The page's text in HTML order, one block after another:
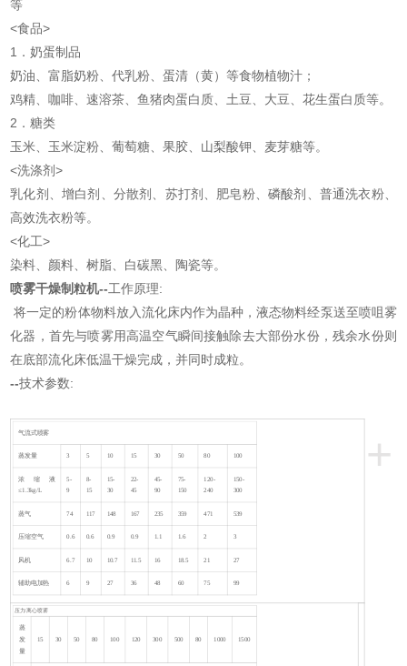
等
<食品>
1．奶蛋制品
奶油、富脂奶粉、代乳粉、蛋清（黄）等食物植物汁；
鸡精、咖啡、速溶茶、鱼猪肉蛋白质、土豆、大豆、花生蛋白质等。
2．糖类
玉米、玉米淀粉、葡萄糖、果胶、山梨酸钾、麦芽糖等。
<洗涤剂>
乳化剂、增白剂、分散剂、苏打剂、肥皂粉、磷酸剂、普通洗衣粉、
高效洗衣粉等。
<化工>
染料、颜料、树脂、白碳黑、陶瓷等。
喷雾干燥制粒机--工作原理:
将一定的粉体物料放入流化床内作为晶种，液态物料经泵送至喷咀雾
化器，首先与喷雾用高温空气瞬间接触除去大部份水份，残余水份则
在底部流化床低温干燥完成，并同时成粒。
--技术参数:
+
气流式喷雾
蒸发量 3 5 10 15 30 50 80 100
浓缩液
≤1.3kg/L
5-
9
8-
15
15-
30
22-
45
45-
90
75-
150
120-
240
150-
300
蒸气 74 117 148 167 235 359 471 539
压缩空气 0.6 0.6 0.9 0.9 1.1 1.6 2 3
风机 6.7 10 10.7 11.5 16 18.5 21 27
辅助电加热 6 9 27 36 48 60 75 99
压力/离心喷雾
蒸
发
量
15 30 50 80 100 120 300 500 80 1000 1500